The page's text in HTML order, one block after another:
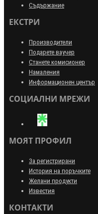
Съдържание
ЕКСТРИ
Производители
Подарете ваучер
Станете комисионер
Намаления
Информационен център
СОЦИАЛНИ МРЕЖИ
МОЯТ ПРОФИЛ
За регистрирани
История на поръчките
Желани продукти
Известия
КОНТАКТИ